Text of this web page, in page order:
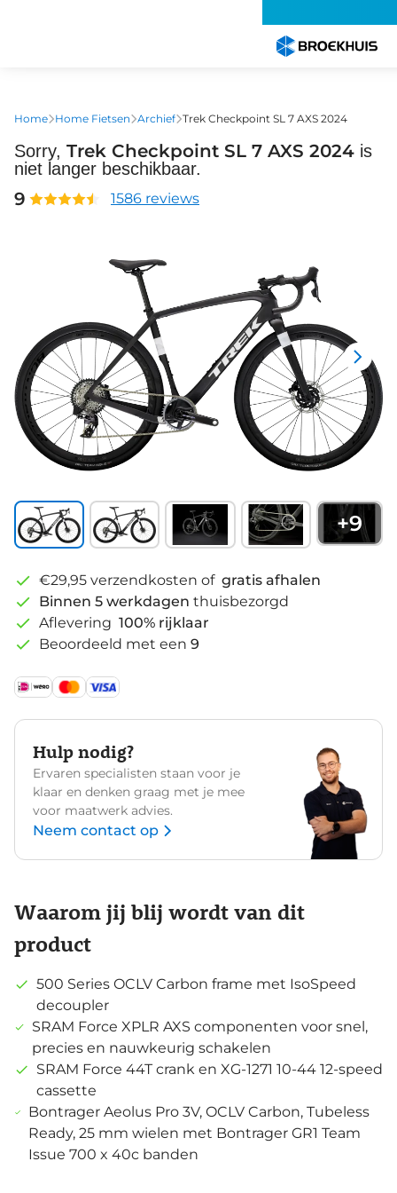
gaan
Home Home Fietsen Archief Trek Checkpoint SL 7 AXS 2024
Sorry, Trek Checkpoint SL 7 AXS 2024 is
niet langer beschikbaar.
9 1586 reviews
+9
€29,95 verzendkosten of gratis afhalen
Binnen 5 werkdagen thuisbezorgd
Aflevering 100% rijklaar
Beoordeeld met een 9
Hulp nodig?
Ervaren specialisten staan voor je
klaar en denken graag met je mee
voor maatwerk advies.
Neem contact op
Waarom jij blij wordt van dit
product
500 Series OCLV Carbon frame met IsoSpeed
decoupler
SRAM Force XPLR AXS componenten voor snel,
precies en nauwkeurig schakelen
SRAM Force 44T crank en XG-1271 10-44 12-speed
cassette
Bontrager Aeolus Pro 3V, OCLV Carbon, Tubeless
Ready, 25 mm wielen met Bontrager GR1 Team
Issue 700 x 40c banden